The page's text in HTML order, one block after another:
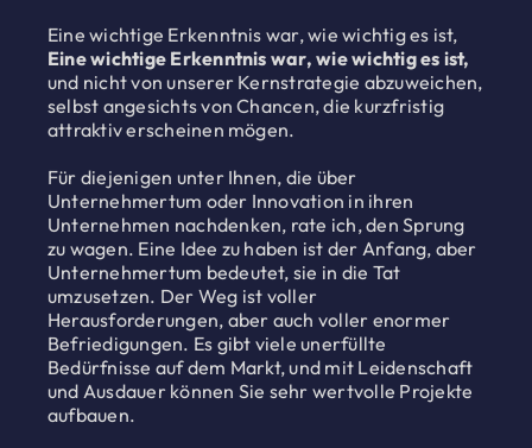
Eine wichtige Erkenntnis war, wie wichtig es ist,
Eine wichtige Erkenntnis war, wie wichtig es ist,
und nicht von unserer Kernstrategie abzuweichen,
selbst angesichts von Chancen, die kurzfristig
attraktiv erscheinen mögen.
Für diejenigen unter Ihnen, die über
Unternehmertum oder Innovation in ihren
Unternehmen nachdenken, rate ich, den Sprung
zu wagen. Eine Idee zu haben ist der Anfang, aber
Unternehmertum bedeutet, sie in die Tat
umzusetzen. Der Weg ist voller
Herausforderungen, aber auch voller enormer
Befriedigungen. Es gibt viele unerfüllte
Bedürfnisse auf dem Markt, und mit Leidenschaft
und Ausdauer können Sie sehr wertvolle Projekte
aufbauen.